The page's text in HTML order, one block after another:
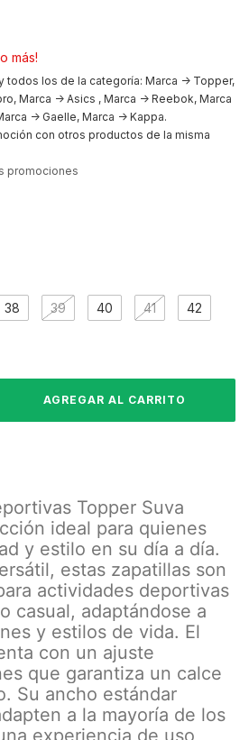
más!
todos los de la categoría: Marca -> Topper,
Marca -> Asics , Marca -> Reebok, Marca
-> Gaelle, Marca -> Kappa.
con otros productos de la misma
promociones
38 39 40 41 42
Topper Suva
ideal para quienes
y estilo en su día a día.
estas zapatillas son
actividades deportivas
casual, adaptándose a
y estilos de vida. El
con un ajuste
que garantiza un calce
Su ancho estándar
a la mayoría de los